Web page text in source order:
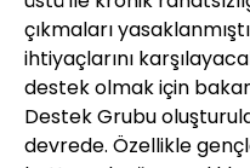
çıkmaları
ihtiyaçlarını
destek olmak için
Destek Grubu
devrede. Özellikle